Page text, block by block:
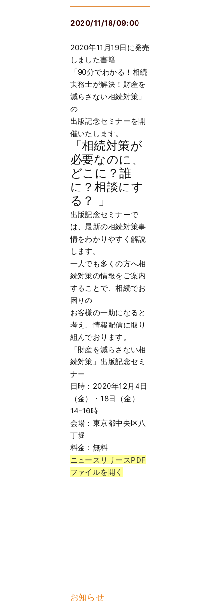
2020/11/18/09:00
2020年11月19日に発売
しました書籍
「90分でわかる！相続
実務士が解決！財産を
減らさない相続対策」
の
出版記念セミナーを開
催いたします。
「相続対策が
必要なのに、
どこに？誰
に？相談にす
る？ 」
出版記念セミナーで
は、最新の相続対策事
情をわかりやすく解説
します。
一人でも多くの方へ相
続対策の情報をご案内
することで、相続でお
困りの
お客様の一助になると
考え、情報配信に取り
組んでおります。
「財産を減らさない相
続対策」出版記念セミ
ナー
日時：2020年12月4日
（金）・18日（金）
14-16時
会場：東京都中央区八
丁堀
料金：無料
ニュースリリースPDF
ファイルを開く
お知らせ